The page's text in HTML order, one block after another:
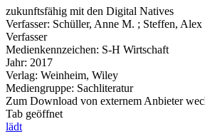
zukunftsfähig mit den Digital Natives
Verfasser: Schüller, Anne M. ; Steffen, Alex
Verfasser
Medienkennzeichen: S-H Wirtschaft
Jahr: 2017
Verlag: Weinheim, Wiley
Mediengruppe: Sachliteratur
Zum Download von externem Anbieter
Tab geöffnet
lädt